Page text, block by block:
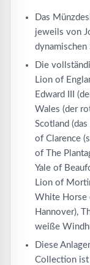
Das
jeweils von
Die
Lion of
Edward III
Wales (der
Scotland
of Clarence
of The
Yale of
Lion of
White Horse
Hannover),
weiße
Diese
Collection ist